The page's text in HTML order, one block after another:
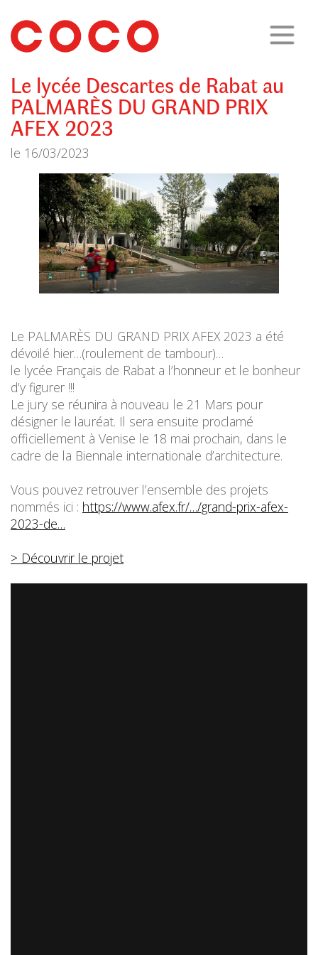
CoCo
Architecture
architecture,
urbanisme,
Le lycée Descartes de Rabat au
PALMARÈS DU GRAND PRIX
AFEX 2023
le 16/03/2023
Le PALMARÈS DU GRAND PRIX AFEX 2023 a été
dévoilé hier…(roulement de tambour)…
le lycée Français de Rabat a l’honneur et le bonheur
d’y figurer !!!
Le jury se réunira à nouveau le 21 Mars pour
désigner le lauréat. Il sera ensuite proclamé
officiellement à Venise le 18 mai prochain, dans le
cadre de la Biennale internationale d’architecture.
Vous pouvez retrouver l’ensemble des projets
nommés ici : https://www.afex.fr/…/grand-prix-afex-
2023-de…
> Découvrir le projet